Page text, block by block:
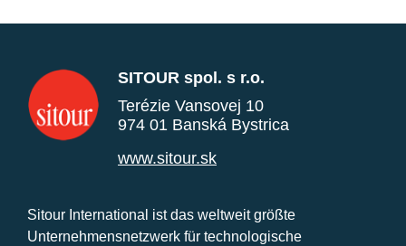
SITOUR spol. s r.o.
Terézie Vansovej 10
974 01 Banská Bystrica
www.sitour.sk
Sitour International ist das weltweit größte
Unternehmensnetzwerk für technologische